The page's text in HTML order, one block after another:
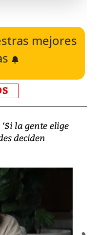
mejores
la gente elige
deciden